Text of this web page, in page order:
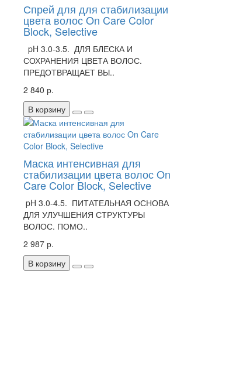
Спрей для для стабилизации
цвета волос On Care Color
Block, Selective
pH 3.0-3.5. ДЛЯ БЛЕСКА И
СОХРАНЕНИЯ ЦВЕТА ВОЛОС.
ПРЕДОТВРАЩАЕТ ВЫ..
2 840 р.
В корзину
Маска интенсивная для
стабилизации цвета волос On
Care Color Block, Selective
pH 3.0-4.5. ПИТАТЕЛЬНАЯ ОСНОВА
ДЛЯ УЛУЧШЕНИЯ СТРУКТУРЫ
ВОЛОС. ПОМО..
2 987 р.
В корзину